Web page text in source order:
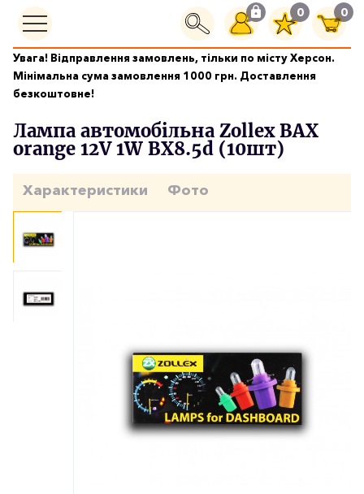
0 0
Увага! Відправлення замовлень, тільки по місту Херсон.
Мінімальна сума замовлення 1000 грн. Доставлення
безкоштовне!
Автолампи
Лампа автомобільна Zollex BAX orange 12V 1W BX8.5d
(10шт)
Лампа автомобільна Zollex BAX
orange 12V 1W BX8.5d (10шт)
Характеристики Фото